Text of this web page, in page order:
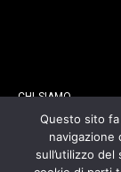
CHI SIAMO
CONTATTI
Questo sito fa
navigazione
sull’utilizzo